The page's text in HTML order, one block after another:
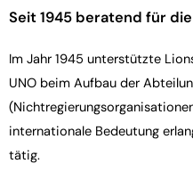
Seit 1945 beratend für
Im Jahr 1945 unterstützte
UNO beim Aufbau der
internationale Bedeutung
tätig.